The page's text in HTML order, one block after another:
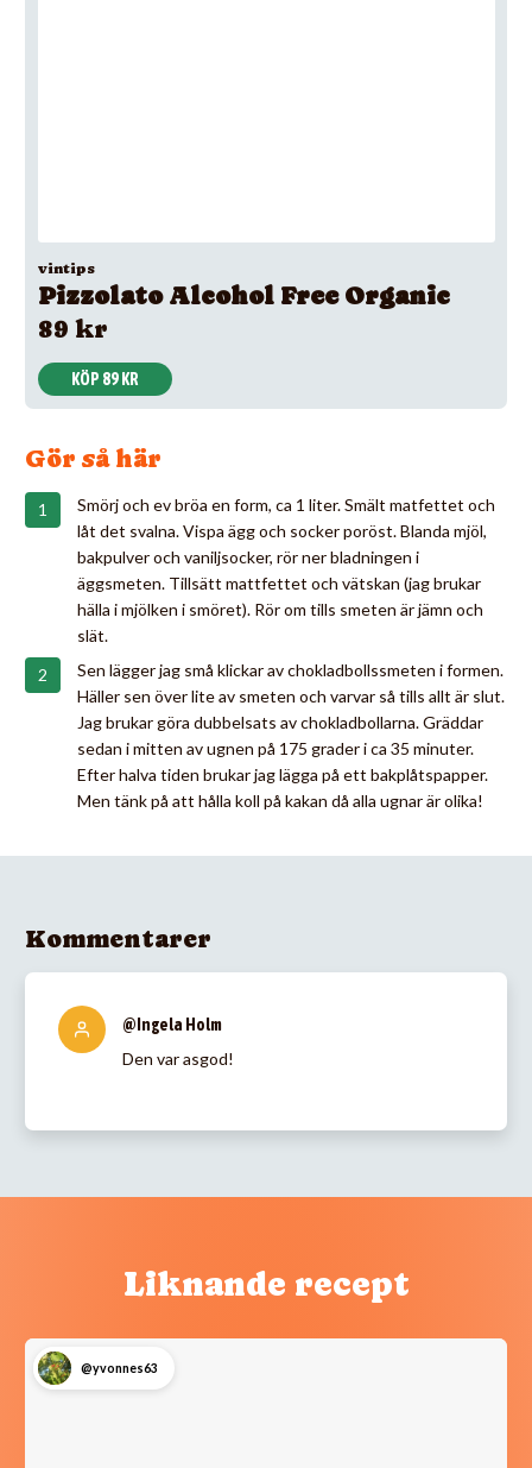
vintips
Pizzolato Alcohol Free Organic
89 kr
KÖP 89 KR
Gör så här
Smörj och ev bröa en form, ca 1 liter. Smält matfettet och
låt det svalna. Vispa ägg och socker poröst. Blanda mjöl,
bakpulver och vaniljsocker, rör ner bladningen i
äggsmeten. Tillsätt mattfettet och vätskan (jag brukar
hälla i mjölken i smöret). Rör om tills smeten är jämn och
slät.
Sen lägger jag små klickar av chokladbollssmeten i formen.
Häller sen över lite av smeten och varvar så tills allt är slut.
Jag brukar göra dubbelsats av chokladbollarna. Gräddar
sedan i mitten av ugnen på 175 grader i ca 35 minuter.
Efter halva tiden brukar jag lägga på ett bakplåtspapper.
Men tänk på att hålla koll på kakan då alla ugnar är olika!
Kommentarer
@Ingela Holm
Den var asgod!
Liknande recept
@yvonnes63